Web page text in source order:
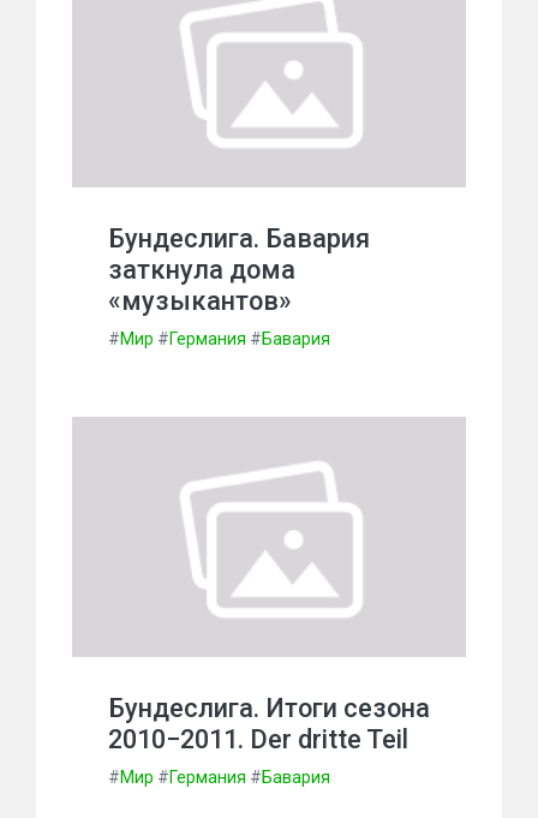
Бундеслига. Бавария
заткнула дома
«музыкантов»
#Мир #Германия #Бавария
Бундеслига. Итоги сезона
2010−2011. Der dritte Teil
#Мир #Германия #Бавария